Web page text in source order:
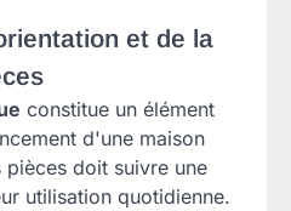
et de la
constitue un élément
d'une maison
pièces doit suivre une
utilisation quotidienne.